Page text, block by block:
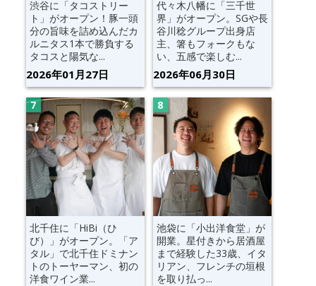
渋谷に「タコストリー
ト」がオープン！豚一頭
分の旨味を詰め込んだカ
ルニタス1本で勝負する
タコスと陽気な...
2026年01月27日
代々木八幡に「三千世
界」がオープン。SGや長
谷川稔グループ出身店
主、箸もフォークもな
い、五感で楽しむ...
2026年06月30日
北千住に「HiBi（ひ
び）」がオープン。「ア
タル」で北千住ドミナン
トのトーヤーマン、初の
洋食ワイン業...
池袋に「小出洋食堂」が
開業。星付きから居酒屋
まで経験した33歳、イタ
リアン、フレンチの垣根
を取り払っ...